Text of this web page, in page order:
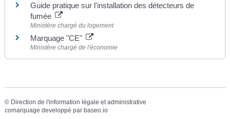
Guide pratique sur l'installation des détecteurs de
fumée
Ministère chargé du logement
Marquage "CE"
Ministère chargé de l'économie
© Direction de l'information légale et administrative
comarquage developpé par baseo.io